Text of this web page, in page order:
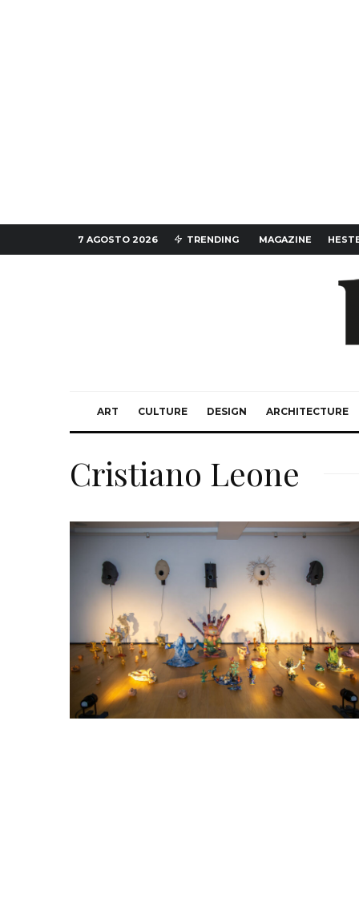
7 AGOSTO 2026 TRENDING MAGAZINE
ART CULTURE DESIGN ARCHITECTURE
Cristiano Leone